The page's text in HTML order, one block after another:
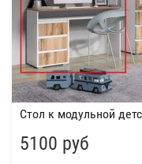
Стол к модульной
5100 руб